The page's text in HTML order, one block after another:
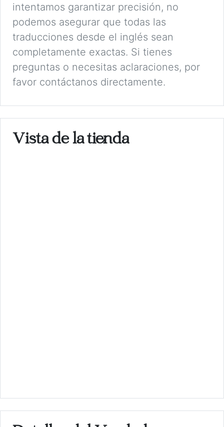
intentamos garantizar precisión, no
podemos asegurar que todas las
traducciones desde el inglés sean
completamente exactas. Si tienes
preguntas o necesitas aclaraciones, por
favor contáctanos directamente.
Vista de la tienda